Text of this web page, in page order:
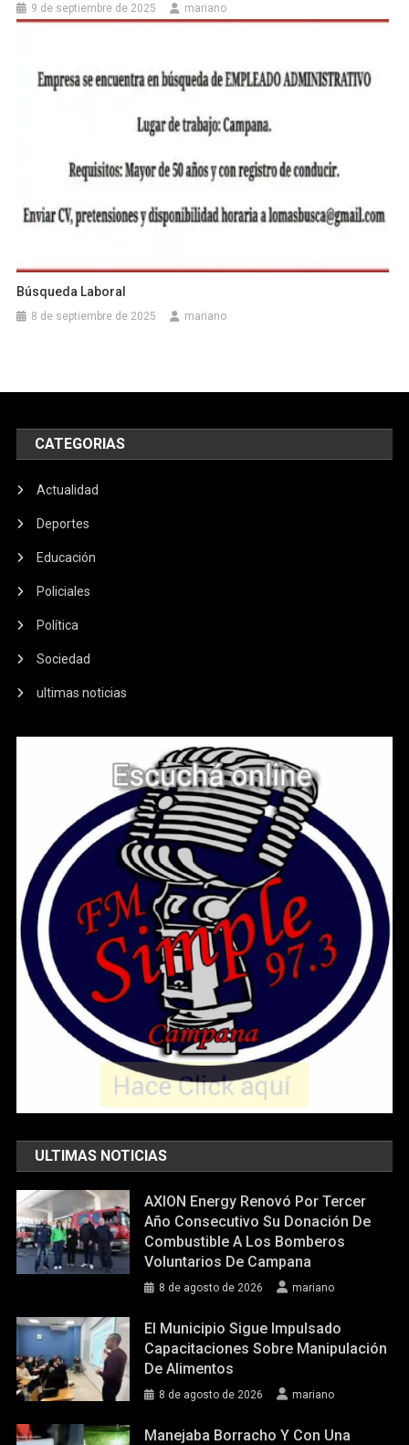
9 de septiembre de 2025 mariano
Búsqueda Laboral
8 de septiembre de 2025 mariano
CATEGORIAS
Actualidad
Deportes
Educación
Policiales
Política
Sociedad
ultimas noticias
ULTIMAS NOTICIAS
AXION Energy Renovó Por Tercer
Año Consecutivo Su Donación De
Combustible A Los Bomberos
Voluntarios De Campana
8 de agosto de 2026 mariano
El Municipio Sigue Impulsado
Capacitaciones Sobre Manipulación
De Alimentos
8 de agosto de 2026 mariano
Manejaba Borracho Y Con Una